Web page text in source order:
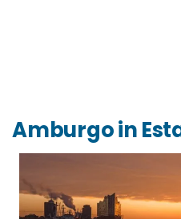
Amburgo in